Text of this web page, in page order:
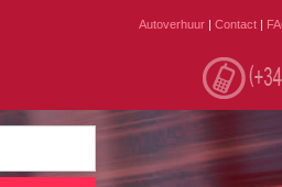
Autoverhuur | Contact |